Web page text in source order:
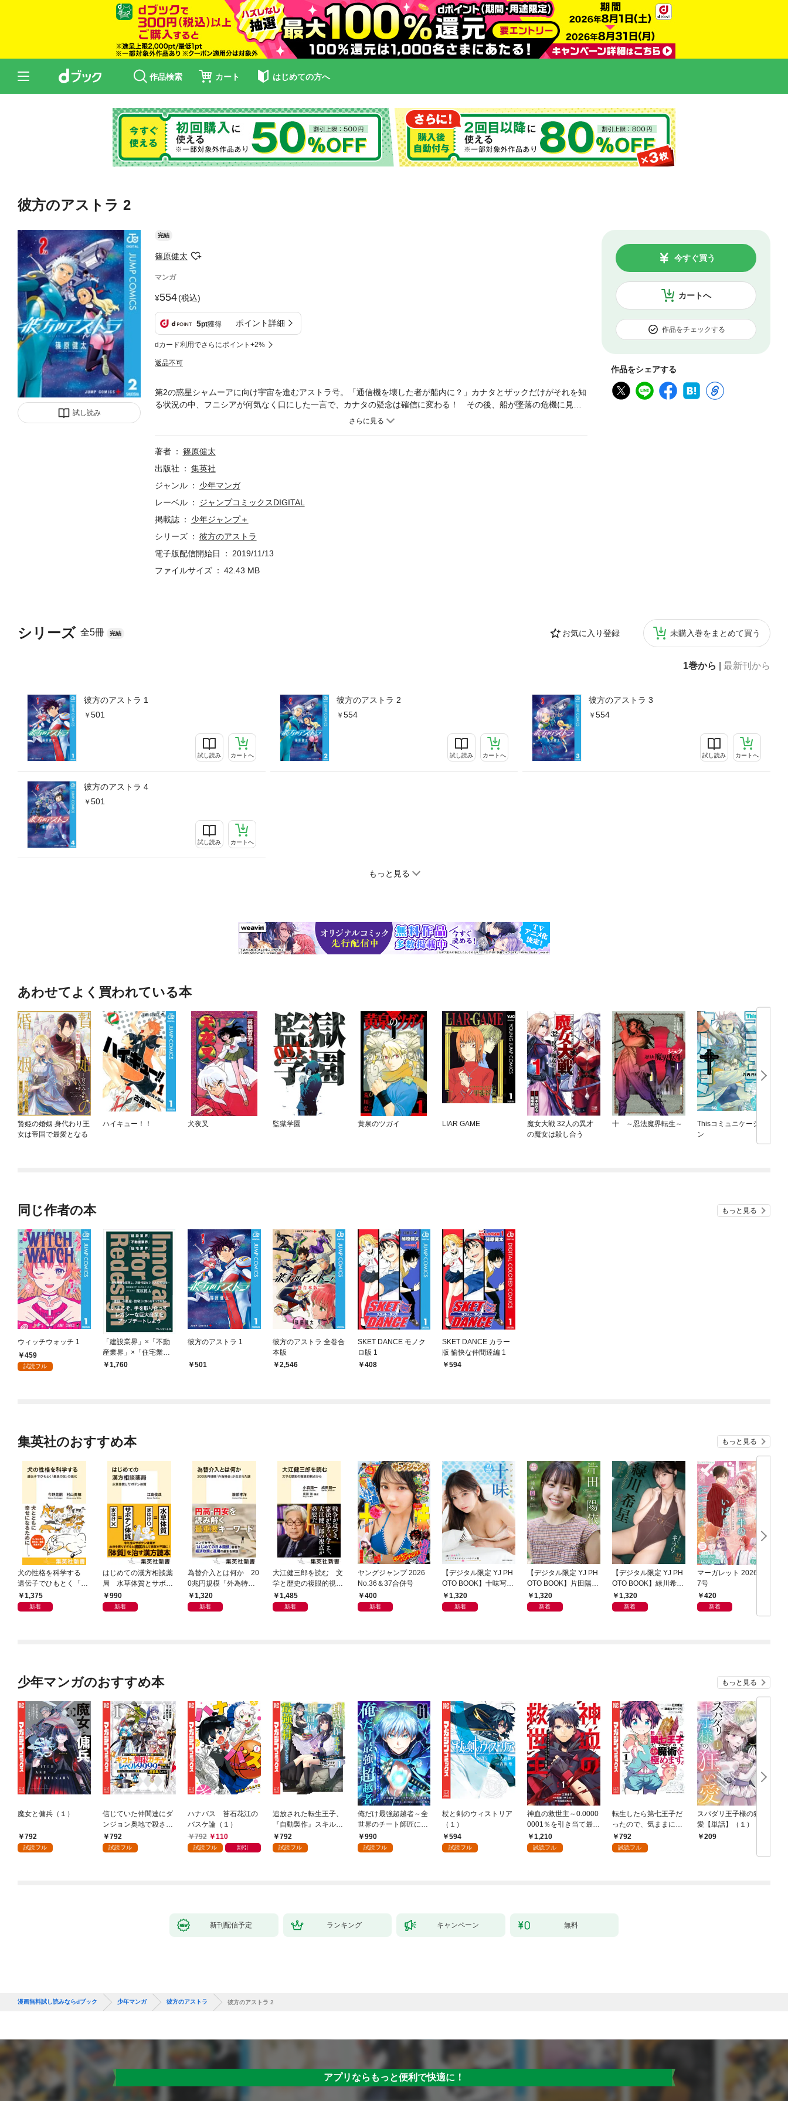
作品検索 カート はじめての方へ
彼方のアストラ 2
試し読み
完結
篠原健太
マンガ
554(税込)
5pt獲得 ポイント詳細
dカード利用でさらにポイント+2%
返品不可
カートへ
今すぐ買う
作品をチェックする
作品をシェアする
シリーズ 全5冊 完結 お気に入り登録 未購入巻をまとめて買う
1巻から 最新刊から
彼方のアストラ 1
501
試し読み カートへ
彼方のアストラ 2
554
試し読み カートへ
彼方のアストラ 3
554
試し読み カートへ
彼方のアストラ 4
501
試し読み カートへ
もっと見る
第2の惑星シャムーアに向け宇宙を進むアストラ号。「通信機を壊した者が船内に？」カナタとザックだけがそれを知
る状況の中、フニシアが何気なく口にした一言で、カナタの疑念は確信に変わる！ その後、船が墜落の危機に見舞
著者
篠原健太
出版社
集英社
ジャンル
少年マンガ
レーベル
ジャンプコミックスDIGITAL
掲載誌
少年ジャンプ＋
シリーズ
彼方のアストラ
電子版配信開始日
2019/11/13
ファイルサイズ
42.43 MB
あわせてよく買われている本
贄姫の婚姻 身代わり王
女は帝国で最愛となる
ハイキュー！！ 犬夜叉 監獄学園 黄泉のツガイ LIAR GAME
魔女大戦 32人の異才
の魔女は殺し合う
十 ～忍法魔界転生～
Thisコミュニケーショ
ン
同じ作者の本 もっと見る
ウィッチウォッチ 1
459
試読フル
「建設業界」×「不動
産業界」×「住宅業
界」 Innovate for Rede
1,760
彼方のアストラ 1
501
彼方のアストラ 全巻合
本版
2,546
SKET DANCE モノク
ロ版 1
408
SKET DANCE カラー
版 愉快な仲間達編 1
594
集英社のおすすめ本 もっと見る
犬の性格を科学する
遺伝子でひもとく「最
良の友」の進化
1,375
新着
はじめての漢方相談薬
局 水草体質とサボテ
ン体質
990
新着
為替介入とは何か 20
0兆円規模「外為特
会」が生まれた謎
1,320
新着
大江健三郎を読む 文
学と歴史の複眼的視点
から1,485
新着
ヤングジャンプ 2026
No.36＆37合併号
400
新着
【デジタル限定 YJ PH
OTO BOOK】十味写真
集「続・『ぽみ』！？
どこでもトレイン・ベ
1,320
新着
【デジタル限定 YJ PH
OTO BOOK】片田陽依
写真集「羽色日和」
1,320
新着
【デジタル限定 YJ PH
OTO BOOK】緑川希星
写真集「きらら、キラ
リ」
1,320
新着
マーガレット 2026年1
7号
420
新着
少年マンガのおすすめ本 もっと見る
魔女と傭兵（１）
792
試読フル
信じていた仲間達にダ
ンジョン奥地で殺され
かけたがギフト『無限
ガチャ』でレベル９９
792
試読フル
ハナバス 苔石花江の
バスケ論（１）
792
110
試読フル 割引
追放された転生王子、
『自動製作』スキルで
領地を爆速で開拓し最
強の村を作ってしまう
792
試読フル
俺だけ最強超越者～全
世界のチート師匠に認
められた～【単行本】
（１）
990
試読フル
杖と剣のウィストリア
（１）
594
試読フル
神血の救世主～0.0000
0001％を引き当て最強
へ～【電子書籍特典
付】（１）
1,210
試読フル
転生したら第七王子だ
ったので、気ままに魔
術を極めます（１）
792
試読フル
スパダリ王子様の狂い
愛【単話】（１）
209
新刊配信予定 ランキング キャンペーン 無料
漫画無料試し読みならdブック 少年マンガ 彼方のアストラ 彼方のアストラ 2
アプリならもっと便利で快適に！